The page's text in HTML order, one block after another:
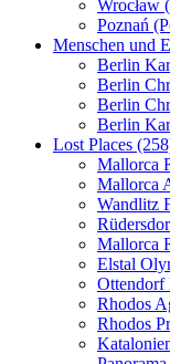
Wrocław
Poznań
Menschen und
Berlin
Berlin
Berlin
Berlin
Lost Places
Mallorca
Mallorca
Wandlitz
Mallorca
Elstal
Ottendorf
Rhodos
Rhodos